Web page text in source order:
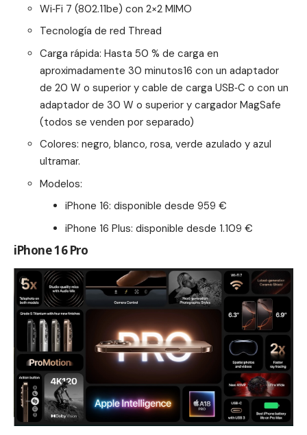
Wi‑Fi 7 (802.11be) con 2×2 MIMO
Tecnología de red Thread
Carga rápida: Hasta 50 % de carga en
aproximadamente 30 minutos16 con un adaptador
de 20 W o superior y cable de carga USB‑C o con un
adaptador de 30 W o superior y cargador MagSafe
(todos se venden por separado)
Colores: negro, blanco, rosa, verde azulado y azul
ultramar.
Modelos:
iPhone 16: disponible desde 959 €
iPhone 16 Plus: disponible desde 1.109 €
iPhone 16 Pro